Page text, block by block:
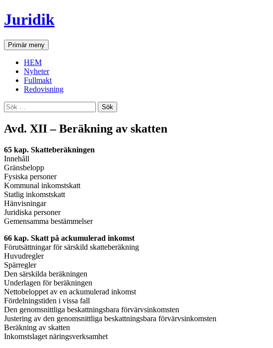
Hoppa
till
Juridik
SökPrimär meny
HEM
Nyheter
Fullmakt
Redovisning
Sök
efter:
Avd. XII – Beräkning av skatten
65 kap. Skatteberäkningen
Innehåll
Gränsbelopp
Fysiska personer
Kommunal inkomstskatt
Statlig inkomstskatt
Hänvisningar
Juridiska personer
Gemensamma bestämmelser
66 kap. Skatt på ackumulerad inkomst
Förutsättningar för särskild skatteberäkning
Huvudregler
Spärregler
Den särskilda beräkningen
Underlagen för beräkningen
Nettobeloppet av en ackumulerad inkomst
Fördelningstiden i vissa fall
Den genomsnittliga beskattningsbara förvärvsinkomsten
Justering av den genomsnittliga beskattningsbara förvärvsinkomsten
Beräkning av skatten
Inkomstslaget näringsverksamhet